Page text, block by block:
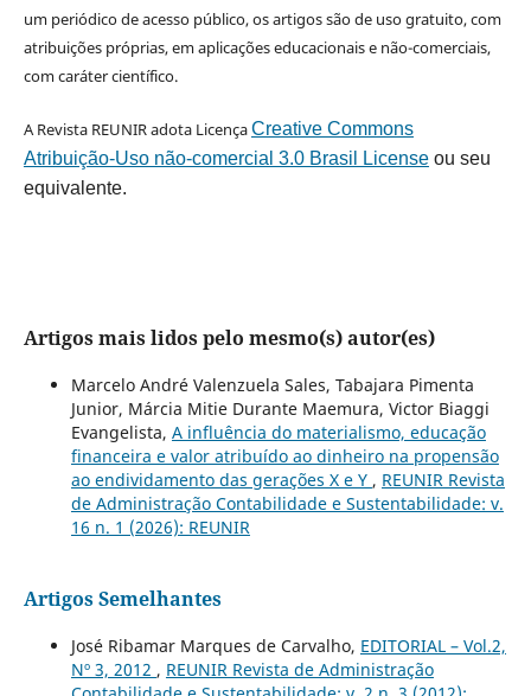
um periódico de acesso público, os artigos são de uso gratuito, com
atribuições próprias, em aplicações educacionais e não-comerciais,
com caráter científico.
A Revista REUNIR adota LicençaCreative Commons
Atribuição-Uso não-comercial 3.0 Brasil Licenseou seu
equivalente.
Artigos mais lidos pelo mesmo(s) autor(es)
Marcelo André Valenzuela Sales, Tabajara Pimenta
Junior, Márcia Mitie Durante Maemura, Victor Biaggi
Evangelista, A influência do materialismo, educação
financeira e valor atribuído ao dinheiro na propensão
ao endividamento das gerações X e Y , REUNIR Revista
de Administração Contabilidade e Sustentabilidade: v.
16 n. 1 (2026): REUNIR
Artigos Semelhantes
José Ribamar Marques de Carvalho, EDITORIAL – Vol.2,
Nº 3, 2012 , REUNIR Revista de Administração